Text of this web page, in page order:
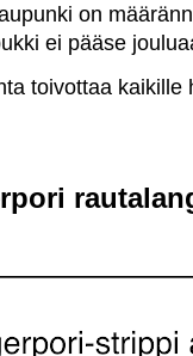
on
ei pääse
toivottaa kaikille